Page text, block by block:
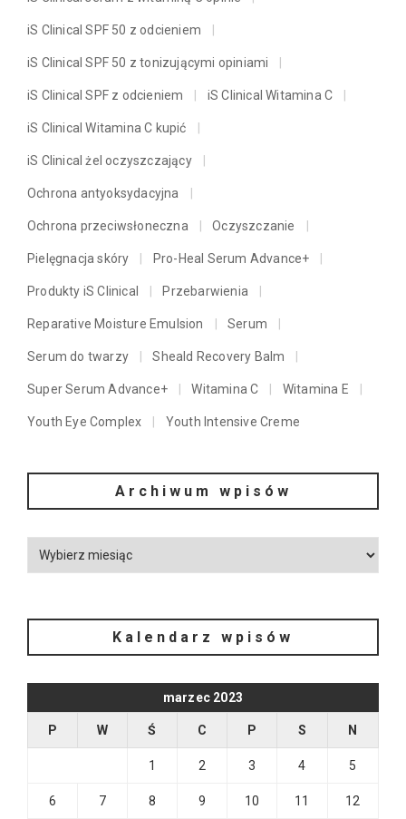
iS Clinical SPF 50 z odcieniem
iS Clinical SPF 50 z tonizującymi opiniami
iS Clinical SPF z odcieniem iS Clinical Witamina C
iS Clinical Witamina C kupić
iS Clinical żel oczyszczający
Ochrona antyoksydacyjna
Ochrona przeciwsłoneczna Oczyszczanie
Pielęgnacja skóry Pro-Heal Serum Advance+
Produkty iS Clinical Przebarwienia
Reparative Moisture Emulsion Serum
Serum do twarzy Sheald Recovery Balm
Super Serum Advance+ Witamina C Witamina E
Youth Eye Complex Youth Intensive Creme
Archiwum wpisów
Kalendarz wpisów
marzec 2023
P W Ś C P S N
1 2 3 4 5
6 7 8 9 10 11 12